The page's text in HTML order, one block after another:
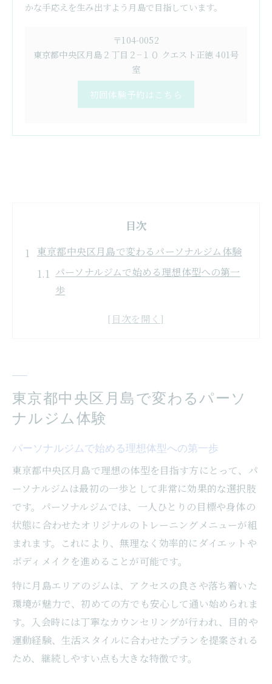
かな手応えを生み出すよう月島で目指しています。
〒104-0052
東京都中央区月島２丁目２−１０ クエスト正徳 401号
室
初回体験予約はこちら
目次
東京都中央区月島で変わるパーソナルジム体験
パーソナルジムで始める理想体型への第一
歩
プロ指導による月島パーソナルジム体験の
流れ
パーソナルジム体験で得られる主な効果と
特徴
理想を短期間で叶えるパーソナルジム活用法
短期間で成果を出すパーソナルジム活用術
効果的なパーソナルジム通い方と継続のコ
ツ
目標達成に向けた短期集中トレーニングの
方法
忙しい女性でも続けやすいパーソナルジム
活用法
パーソナルジムで実感する理想体型への近
道
パーソナルジム選びが月島で成功の鍵となる理
東京都中央区月島で変わるパーソ
ナルジム体験
パーソナルジムで始める理想体型への第一歩
東京都中央区月島で理想の体型を目指す方にとって、パ
ーソナルジムは最初の一歩として非常に効果的な選択肢
です。パーソナルジムでは、一人ひとりの目標や身体の
状態に合わせたオリジナルのトレーニングメニューが組
まれます。これにより、無理なく効率的にダイエットや
ボディメイクを進めることが可能です。
特に月島エリアのジムは、アクセスの良さや落ち着いた
環境が魅力で、初めての方でも安心して通い始められま
す。入会時には丁寧なカウンセリングが行われ、目的や
運動経験、生活スタイルに合わせたプランを提案される
ため、継続しやすい点も大きな特徴です。